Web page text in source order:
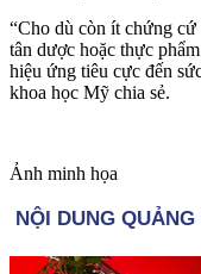
“Cho dù còn ít chứng
tân dược hoặc thực
hiệu ứng tiêu cực đến
khoa học Mỹ chia sẻ.
Ảnh minh họa